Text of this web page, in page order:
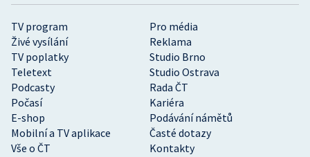
TV program
Pro média
Živé vysílání
Reklama
TV poplatky
Studio Brno
Teletext
Studio Ostrava
Podcasty
Rada ČT
Počasí
Kariéra
E-shop
Podávání námětů
Mobilní a TV aplikace
Časté dotazy
Vše o ČT
Kontakty